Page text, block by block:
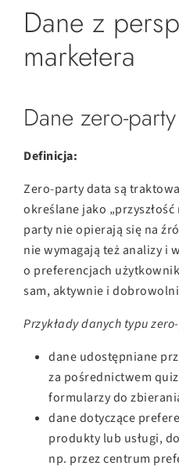
Dane z
marketera
Dane zero-party
Definicja:
Zero-party data są
określane jako
party nie opierają się na
nie wymagają też analizy i
o preferencjach
sam, aktywnie i
Przykłady danych typu
dane udostępniane
za pośrednictwem
formularzy do
dane dotyczące
produkty lub usługi,
np. przez centrum